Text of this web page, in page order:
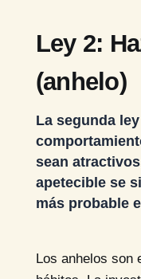
Ley 2:
(anhelo)
La segunda
sean
apetecible se
más probable
Los anhelos son